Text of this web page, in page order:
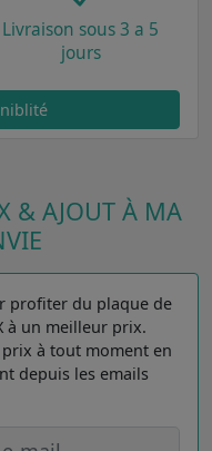
Livraison sous 3 a 5
jours
& AJOUT À MA
profiter du plaque de
à un meilleur prix.
à tout moment en
depuis les emails